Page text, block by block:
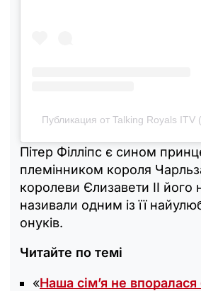
Публикация от Talking Royals ITV
Пітер Філліпс є сином
племінником короля
королеви Єлизавети II його
називали одним із її
онуків.
Читайте по темі
«Наша сім’я не впоралася